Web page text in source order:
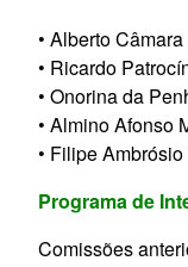
• Alberto
• Ricardo
• Onorina da
• Almino Afonso
• Filipe
Programa de
Comissões